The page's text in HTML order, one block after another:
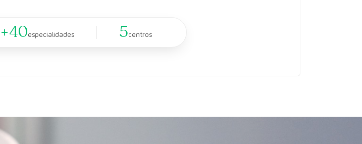
+40especialidades 5centros